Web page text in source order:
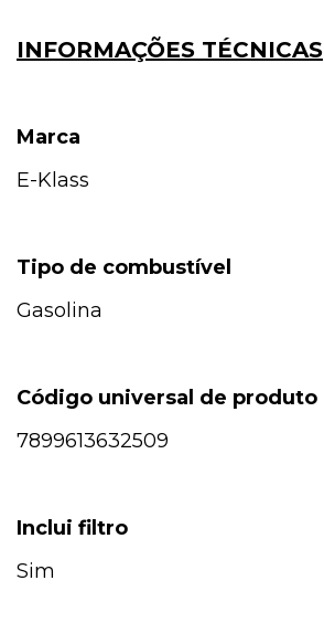
INFORMAÇÕES TÉCNICAS
Marca
E-Klass
Tipo de combustível
Gasolina
Código universal de produto
7899613632509
Inclui filtro
Sim